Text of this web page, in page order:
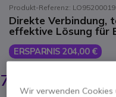
Produkt-Referenz:
Direkte Verbindung,
effektive Lösung für
ERSPARNIS 204,00 €
712,95 €
Wir verwenden Cookies